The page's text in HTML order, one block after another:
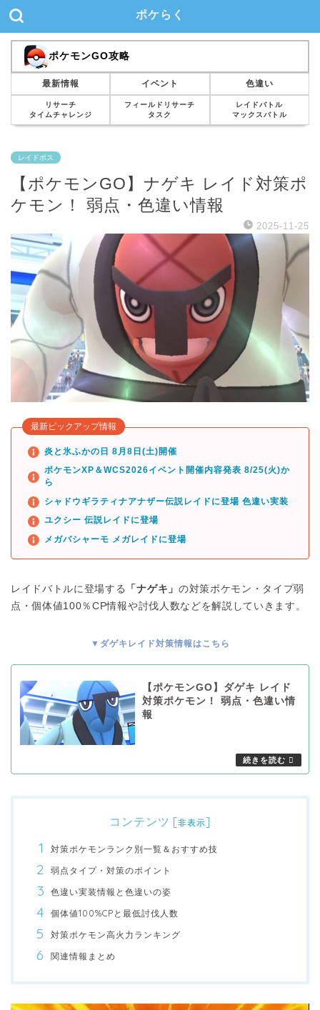
ポケらく
ポケモンGO攻略
最新情報 イベント 色違い
リサーチ
タイムチャレンジ
フィールドリサーチ
タスク
レイドバトル
マックスバトル
レイドボス
【ポケモンGO】ナゲキ レイド対策ポ
ケモン！ 弱点・色違い情報
2025-11-25
最新ピックアップ情報
炎と氷ふかの日 8月8日(土)開催
ポケモンXP＆WCS2026イベント開催内容発表 8/25(火)か
ら
シャドウギラティナアナザー伝説レイドに登場 色違い実装
ユクシー 伝説レイドに登場
メガバシャーモ メガレイドに登場
レイドバトルに登場する 「ナゲキ」 の対策ポケモン・タイプ弱
点・個体値100％CP情報や討伐人数などを解説していきます。
▼ダゲキレイド対策情報はこちら
【ポケモンGO】ダゲキ レイド
対策ポケモン！ 弱点・色違い情
報
コンテンツ [非表示]
対策ポケモンランク別一覧＆おすすめ技
弱点タイプ・対策のポイント
色違い実装情報と色違いの姿
個体値100%CPと最低討伐人数
対策ポケモン高火力ランキング
関連情報まとめ